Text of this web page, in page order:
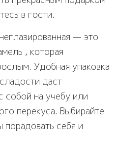
в гости.
— это
, которая
Удобная упаковка
даст
собой на учебу или
перекуса. Выбирайте
себя и